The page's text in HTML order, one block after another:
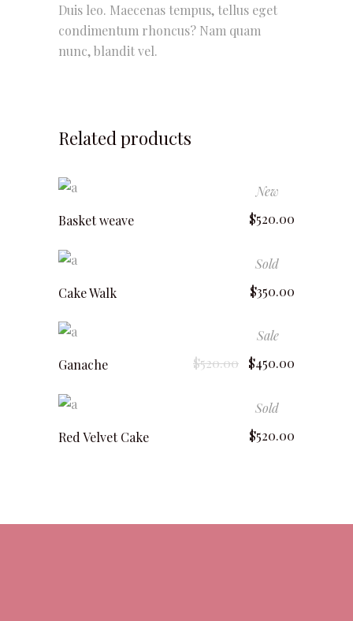
Duis leo. Maecenas tempus, tellus eget
condimentum rhoncus? Nam quam
nunc, blandit vel.
Related products
New
Basket weave
$520.00
Sold
Cake Walk
$350.00
Sale
Ganache
$520.00 $450.00
Sold
Red Velvet Cake
$520.00